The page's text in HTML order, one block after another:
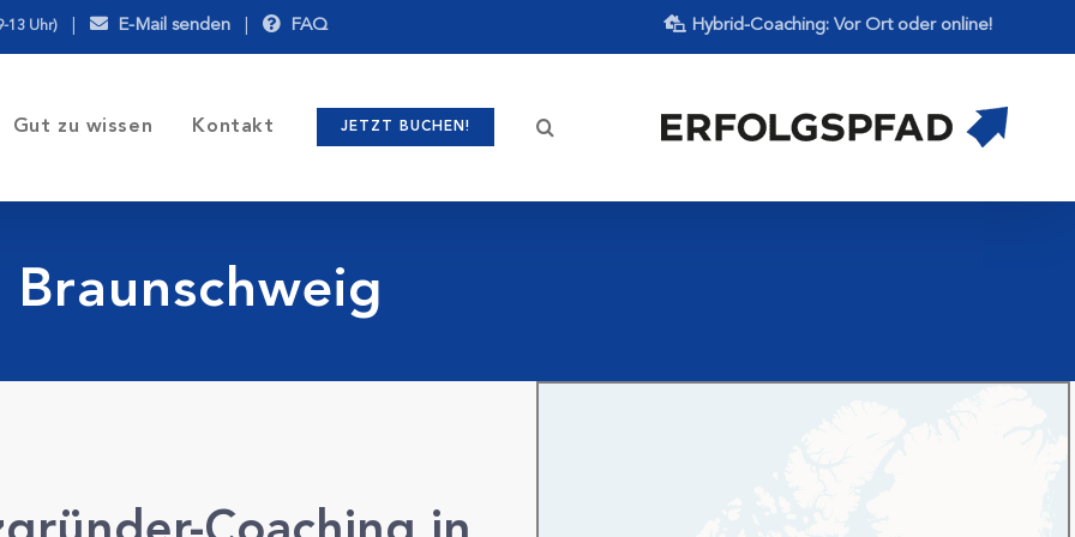
13 Uhr)| E-Mail senden| FAQ Hybrid-Coaching: Vor Ort oder online!
Gut zu wissen Kontakt JETZT BUCHEN!
Braunschweig